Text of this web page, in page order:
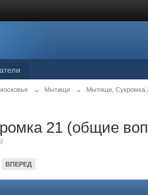
→ Мытищи → Мытищи, Сукромка
21 (общие
ВПЕРЕД